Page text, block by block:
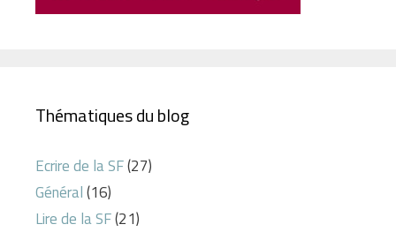
Thématiques du blog
Ecrire de la SF(27)
Général(16)
Lire de la SF(21)